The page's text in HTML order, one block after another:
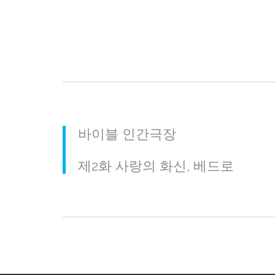
바이블 인간극장
제2화 사랑의 화신, 베드로